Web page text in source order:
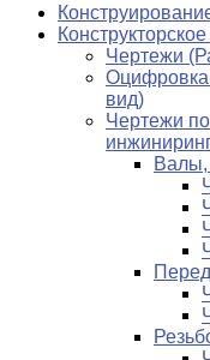
Чертежи
Оцифровка
вид)
Чертежи
Валы,